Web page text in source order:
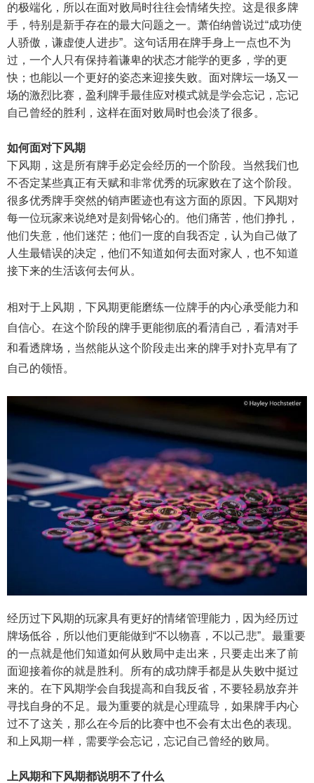
的极端化，所以在面对败局时往往会情绪失控。这是很多牌
手，特别是新手存在的最大问题之一。萧伯纳曾说过“成功使
人骄傲，谦虚使人进步”。这句话用在牌手身上一点也不为
过，一个人只有保持着谦卑的状态才能学的更多，学的更
快；也能以一个更好的姿态来迎接失败。面对牌坛一场又一
场的激烈比赛，盈利牌手最佳应对模式就是学会忘记，忘记
自己曾经的胜利，这样在面对败局时也会淡了很多。
如何面对下风期
下风期，这是所有牌手必定会经历的一个阶段。当然我们也
不否定某些真正有天赋和非常优秀的玩家败在了这个阶段。
很多优秀牌手突然的销声匿迹也有这方面的原因。下风期对
每一位玩家来说绝对是刻骨铭心的。他们痛苦，他们挣扎，
他们失意，他们迷茫；他们一度的自我否定，认为自己做了
人生最错误的决定，他们不知道如何去面对家人，也不知道
接下来的生活该何去何从。
相对于上风期，下风期更能磨练一位牌手的内心承受能力和
自信心。在这个阶段的牌手更能彻底的看清自己，看清对手
和看透牌场，当然能从这个阶段走出来的牌手对扑克早有了
自己的领悟。
经历过下风期的玩家具有更好的情绪管理能力，因为经历过
牌场低谷，所以他们更能做到“不以物喜，不以己悲”。最重要
的一点就是他们知道如何从败局中走出来，只要走出来了前
面迎接着你的就是胜利。所有的成功牌手都是从失败中挺过
来的。在下风期学会自我提高和自我反省，不要轻易放弃并
寻找自身的不足。最为重要的就是心理疏导，如果牌手内心
过不了这关，那么在今后的比赛中也不会有太出色的表现。
和上风期一样，需要学会忘记，忘记自己曾经的败局。
上风期和下风期都说明不了什么